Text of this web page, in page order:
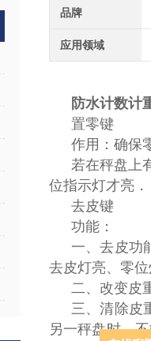
品牌
应用领域
防水计数计
置零键
作用：确保
若在秤盘上
位指示灯才亮．
去皮键
功能：
一、去皮功
去皮灯亮、零
二、改变皮
三、清除皮
另一秤盘时，